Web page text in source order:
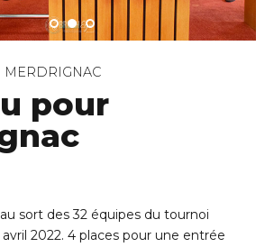
MERDRIGNAC
pour
sort des 32 équipes du tournoi
2022. 4 places pour une entrée